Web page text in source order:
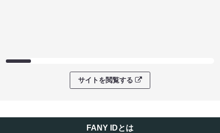
サイトを閲覧する
FANY IDとは